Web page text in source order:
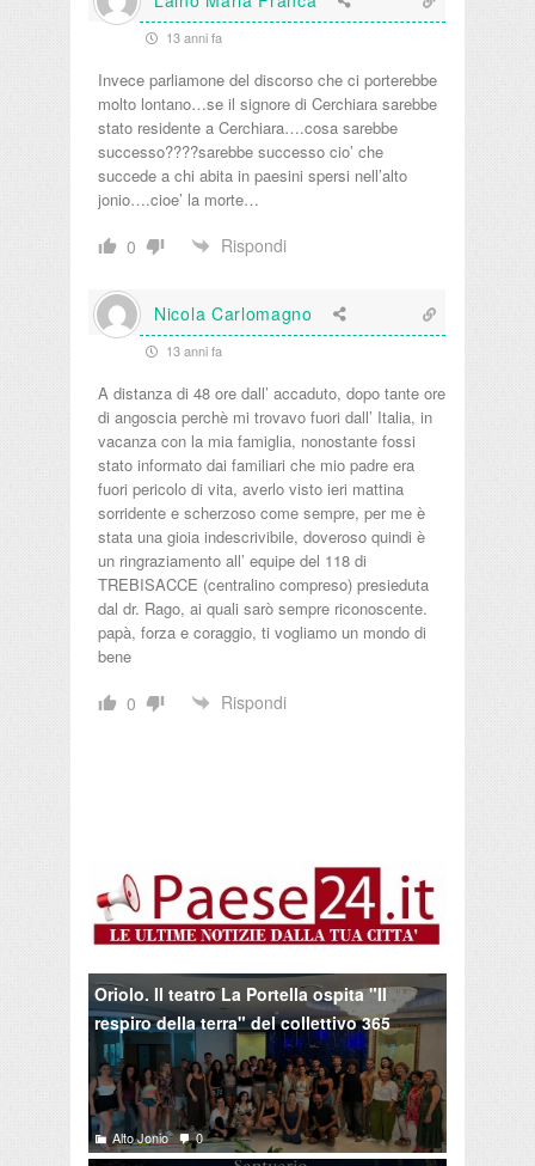
13 anni fa
Invece parliamone del discorso che ci porterebbe
molto lontano…se il signore di Cerchiara sarebbe
stato residente a Cerchiara….cosa sarebbe
successo????sarebbe successo cio’ che
succede a chi abita in paesini spersi nell’alto
jonio….cioe’ la morte…
0 Rispondi
Nicola Carlomagno
13 anni fa
A distanza di 48 ore dall’ accaduto, dopo tante ore
di angoscia perchè mi trovavo fuori dall’ Italia, in
vacanza con la mia famiglia, nonostante fossi
stato informato dai familiari che mio padre era
fuori pericolo di vita, averlo visto ieri mattina
sorridente e scherzoso come sempre, per me è
stata una gioia indescrivibile, doveroso quindi è
un ringraziamento all’ equipe del 118 di
TREBISACCE (centralino compreso) presieduta
dal dr. Rago, ai quali sarò sempre riconoscente.
papà, forza e coraggio, ti vogliamo un mondo di
bene
0 Rispondi
Oriolo. Il teatro La Portella ospita "Il
respiro della terra" del collettivo 365
Alto Jonio 0